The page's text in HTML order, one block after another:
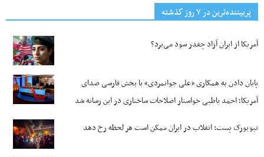
پربیننده‌ترین‌ در ۷ روز گذشته
آمریکا از ایران آزاد چقدر سود می‌برد؟
پایان دادن به همکاری «علی جوانمردی» با بخش فارسی صدای
آمریکا؛ احمد باطبی خواستار اصلاحات ساختاری در این رسانه شد
نیویورک پست: انقلاب در ایران ممکن است هر لحظه رخ دهد